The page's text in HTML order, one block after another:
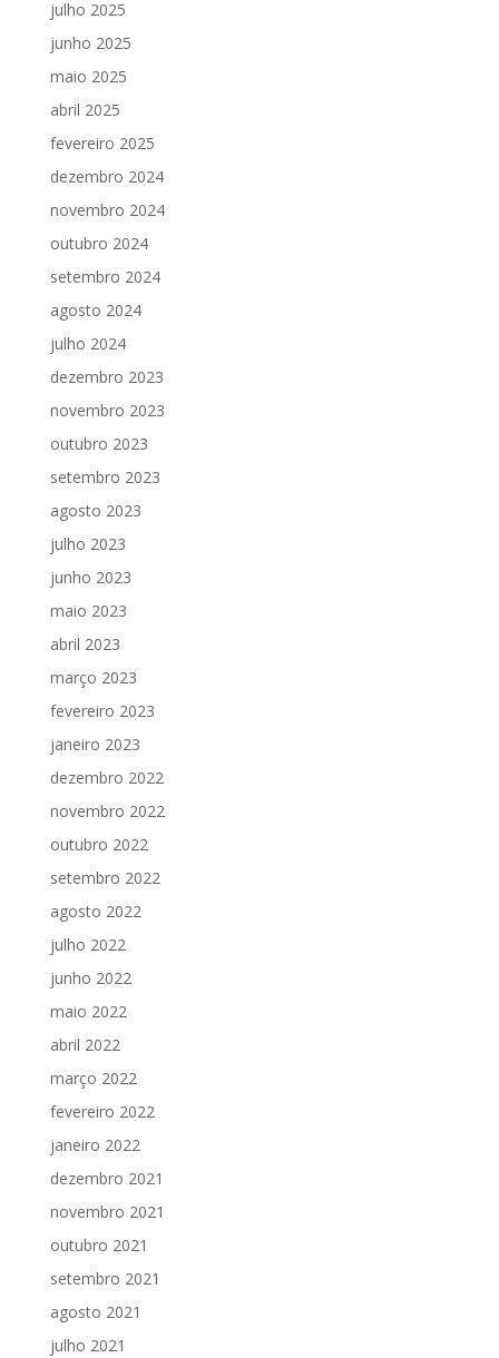
julho 2025
junho 2025
maio 2025
abril 2025
fevereiro 2025
dezembro 2024
novembro 2024
outubro 2024
setembro 2024
agosto 2024
julho 2024
dezembro 2023
novembro 2023
outubro 2023
setembro 2023
agosto 2023
julho 2023
junho 2023
maio 2023
abril 2023
março 2023
fevereiro 2023
janeiro 2023
dezembro 2022
novembro 2022
outubro 2022
setembro 2022
agosto 2022
julho 2022
junho 2022
maio 2022
abril 2022
março 2022
fevereiro 2022
janeiro 2022
dezembro 2021
novembro 2021
outubro 2021
setembro 2021
agosto 2021
julho 2021